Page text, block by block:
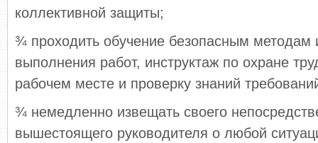
коллективной защиты;
¾ проходить обучение безопасным методам
выполнения работ, инструктаж по охране
рабочем месте и проверку знаний
¾ немедленно извещать своего
вышестоящего руководителя о любой